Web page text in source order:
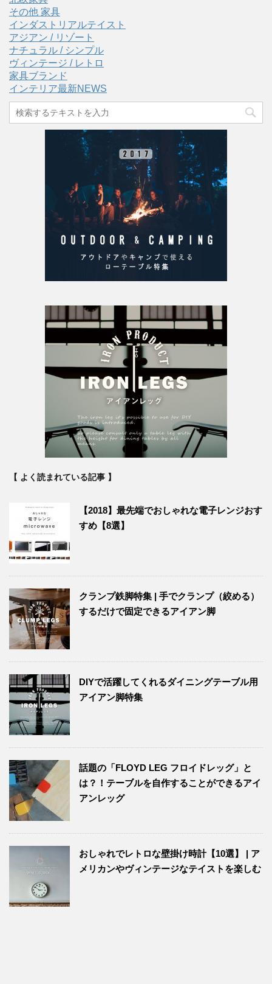
その他 家具
インダストリアルテイスト
アジアン / リゾート
ナチュラル / シンプル
ヴィンテージ / レトロ
家具ブランド
インテリア最新NEWS
【 よく読まれている記事 】
【2018】最先端でおしゃれな電子レンジおす
すめ【8選】
クランプ鉄脚特集 | 手でクランプ（絞める）
するだけで固定できるアイアン脚
DIYで活躍してくれるダイニングテーブル用
アイアン脚特集
話題の「FLOYD LEG フロイドレッグ」と
は？！テーブルを自作することができるアイ
アンレッグ
おしゃれでレトロな壁掛け時計【10選】 | ア
メリカンやヴィンテージなテイストを楽しむ